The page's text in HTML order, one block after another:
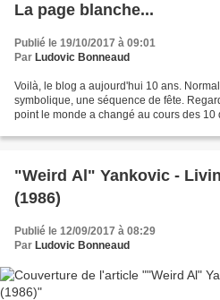
La page blanche...
Publié le 19/10/2017 à 09:01
Par Ludovic Bonneaud
Voilà, le blog a aujourd'hui 10 ans.
symbolique, une séquence de fête.
point le monde a changé au cours des 10
"Weird Al" Yankovic -
(1986)
Publié le 12/09/2017 à 08:29
Par Ludovic Bonneaud